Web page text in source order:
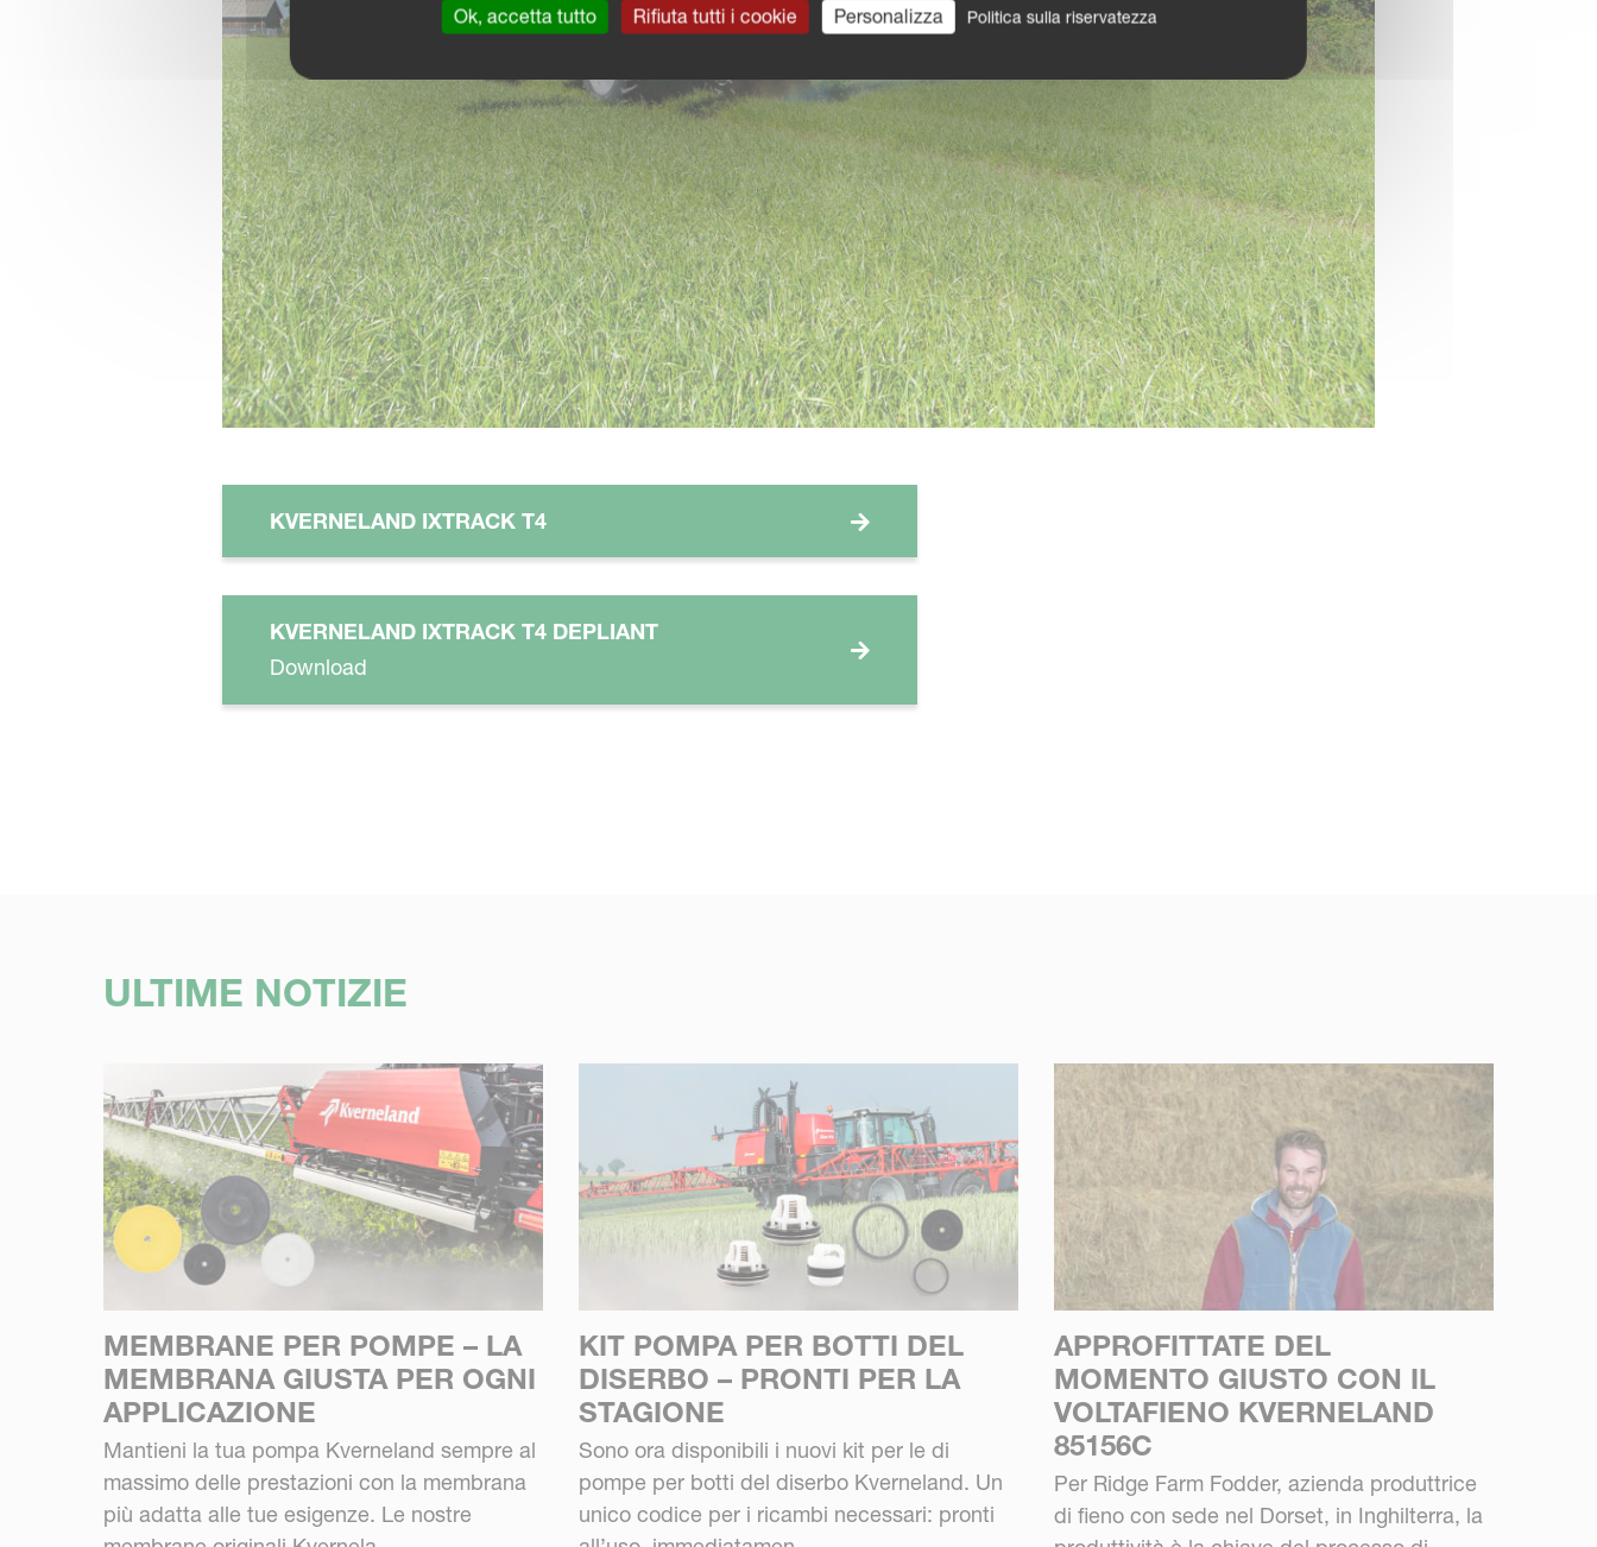
KVERNELAND IXTRACK T4
KVERNELAND IXTRACK T4 DEPLIANT
Download
ULTIME NOTIZIE
MEMBRANE PER POMPE – LA
MEMBRANA GIUSTA PER OGNI
APPLICAZIONE
Mantieni la tua pompa Kverneland sempre al
massimo delle prestazioni con la membrana
più adatta alle tue esigenze. Le nostre
KIT POMPA PER BOTTI DEL
DISERBO – PRONTI PER LA
STAGIONE
Sono ora disponibili i nuovi kit per le di
pompe per botti del diserbo Kverneland. Un
unico codice per i ricambi necessari: pronti
APPROFITTATE DEL
MOMENTO GIUSTO CON IL
VOLTAFIENO KVERNELAND
85156C
Per Ridge Farm Fodder, azienda produttrice
di fieno con sede nel Dorset, in Inghilterra, la
Ok, accetta tutto Rifiuta tutti i cookie Personalizza Politica sulla riservatezza